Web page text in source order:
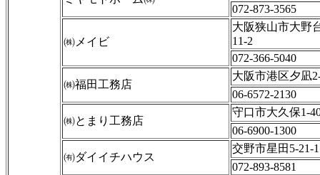
072-873-3565
㈱メイビ
大阪狭山市大野
11-2
072-366-5040
㈱福田工務店
大阪市港区夕凪
06-6572-2130
㈱とまり工務店
守口市大久保1-
06-6900-1300
㈲ダイイチハウス
交野市星田5-21-1
072-893-8581